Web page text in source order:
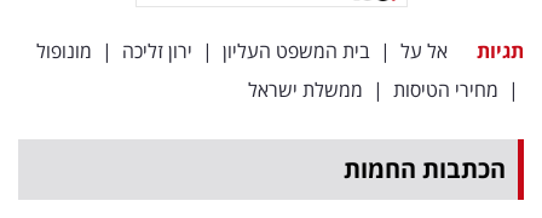
תגיות אל על | בית המשפט העליון | ירון זליכה | מונופול
| מחירי הטיסות | ממשלת ישראל
הכתבות החמות